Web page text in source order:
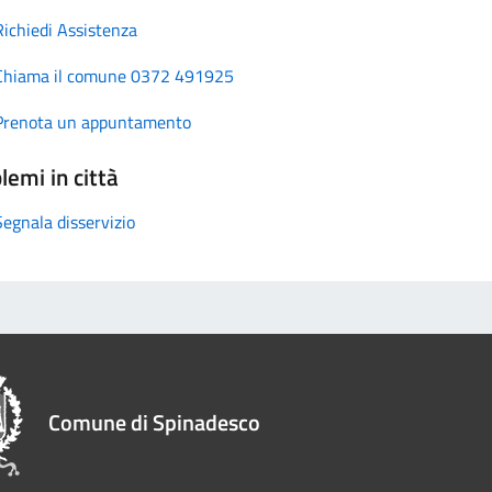
Assistenza
il comune 0372 491925
un appuntamento
in città
disservizio
Comune di Spinadesco